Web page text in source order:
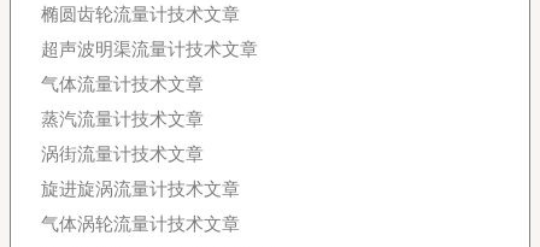
椭圆齿轮流量计技术文章
超声波明渠流量计技术文章
气体流量计技术文章
蒸汽流量计技术文章
涡街流量计技术文章
旋进旋涡流量计技术文章
气体涡轮流量计技术文章